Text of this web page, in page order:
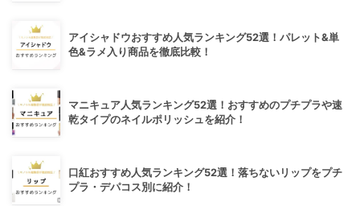
アイシャドウおすすめ人気ランキング52選！パレット&単
色&ラメ入り商品を徹底比較！
マニキュア人気ランキング52選！おすすめのプチプラや速
乾タイプのネイルポリッシュを紹介！
口紅おすすめ人気ランキング52選！落ちないリップをプチ
プラ・デパコス別に紹介！